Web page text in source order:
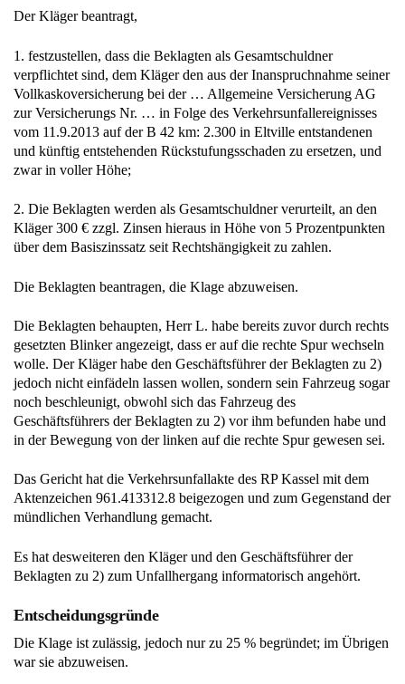
Der Kläger beantragt,
1. festzustellen, dass die Beklagten als Gesamtschuldner
verpflichtet sind, dem Kläger den aus der Inanspruchnahme seiner
Vollkaskoversicherung bei der … Allgemeine Versicherung AG
zur Versicherungs Nr. … in Folge des Verkehrsunfallereignisses
vom 11.9.2013 auf der B 42 km: 2.300 in Eltville entstandenen
und künftig entstehenden Rückstufungsschaden zu ersetzen, und
zwar in voller Höhe;
2. Die Beklagten werden als Gesamtschuldner verurteilt, an den
Kläger 300 € zzgl. Zinsen hieraus in Höhe von 5 Prozentpunkten
über dem Basiszinssatz seit Rechtshängigkeit zu zahlen.
Die Beklagten beantragen, die Klage abzuweisen.
Die Beklagten behaupten, Herr L. habe bereits zuvor durch rechts
gesetzten Blinker angezeigt, dass er auf die rechte Spur wechseln
wolle. Der Kläger habe den Geschäftsführer der Beklagten zu 2)
jedoch nicht einfädeln lassen wollen, sondern sein Fahrzeug sogar
noch beschleunigt, obwohl sich das Fahrzeug des
Geschäftsführers der Beklagten zu 2) vor ihm befunden habe und
in der Bewegung von der linken auf die rechte Spur gewesen sei.
Das Gericht hat die Verkehrsunfallakte des RP Kassel mit dem
Aktenzeichen 961.413312.8 beigezogen und zum Gegenstand der
mündlichen Verhandlung gemacht.
Es hat desweiteren den Kläger und den Geschäftsführer der
Beklagten zu 2) zum Unfallhergang informatorisch angehört.
Entscheidungsgründe
Die Klage ist zulässig, jedoch nur zu 25 % begründet; im Übrigen
war sie abzuweisen.